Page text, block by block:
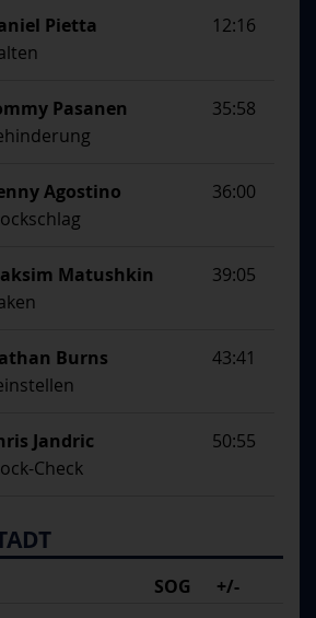
12:16
Pietta
35:58
Pasanen
36:00
Agostino
39:05
Matushkin
43:41
Burns
50:55
Jandric
Check
SOG
+/-